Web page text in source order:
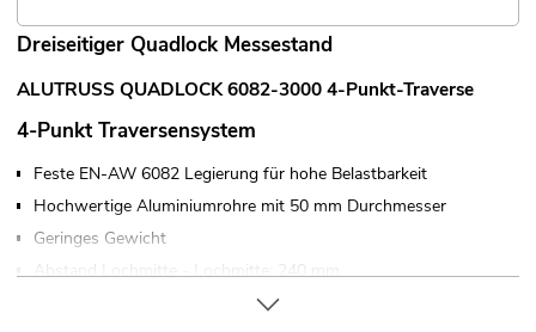
Dreiseitiger Quadlock Messestand
ALUTRUSS QUADLOCK 6082-3000 4-Punkt-Traverse
4-Punkt Traversensystem
Feste EN-AW 6082 Legierung für hohe Belastbarkeit
Hochwertige Aluminiumrohre mit 50 mm Durchmesser
Geringes Gewicht
Abstand Lochmitte - Lochmitte: 240 mm